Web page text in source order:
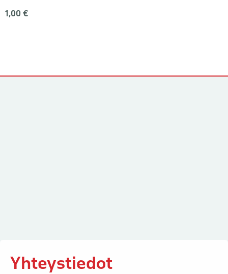
1,00 €
Yhteystiedot